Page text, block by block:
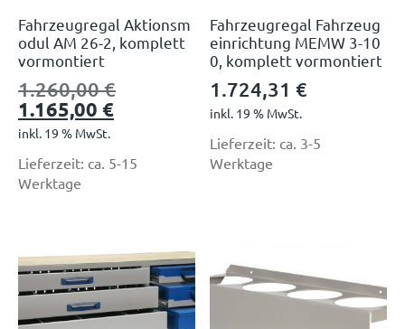
Fahrzeugregal Aktionsm
odul AM 26-2, komplett
vormontiert
1.260,00€
1.165,00 €
inkl. 19 % MwSt.
Lieferzeit: ca. 5-15
Werktage
Fahrzeugregal Fahrzeug
einrichtung MEMW 3-10
0, komplett vormontiert
1.724,31€
inkl. 19 % MwSt.
Lieferzeit: ca. 3-5
Werktage